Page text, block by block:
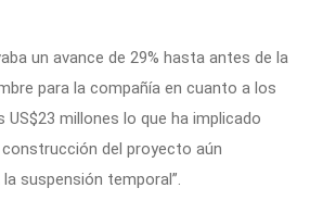
un avance de 29% hasta antes de la
para la compañía en cuanto a los
millones lo que ha implicado
del proyecto aún
suspensión temporal”.